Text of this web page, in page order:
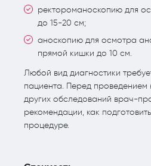
ректороманоскопию для
до 15-20 см;
аноскопию для осмотра
прямой кишки до 10 см.
Любой вид диагностики
пациента. Перед проведением
других обследований врач-
рекомендации, как
процедуре.